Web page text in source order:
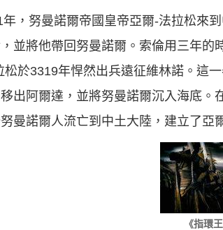
，努曼諾爾帝國皇帝亞爾-法拉松來
並將他帶回努曼諾爾。索倫用三年
松於3319年悍然出兵遠征維林諾。這
出阿爾達，並將努曼諾爾沉入海底
曼諾爾人流亡到中土大陸，建立了亞
《指環